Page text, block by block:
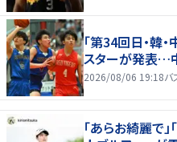
「第34回日・韓
スターが発表…
2026/08/06 19:18バ
「あらお綺麗で